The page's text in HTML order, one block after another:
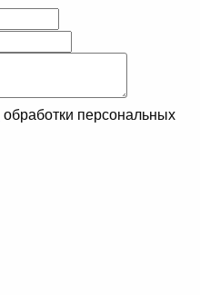
обработки персональных